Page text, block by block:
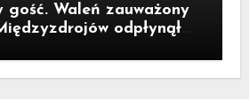
gość. Waleń zauważony
odpłynął